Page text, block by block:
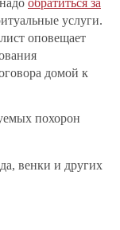
обратиться за
услуги.
оповещает
домой к
похорон
венки и других